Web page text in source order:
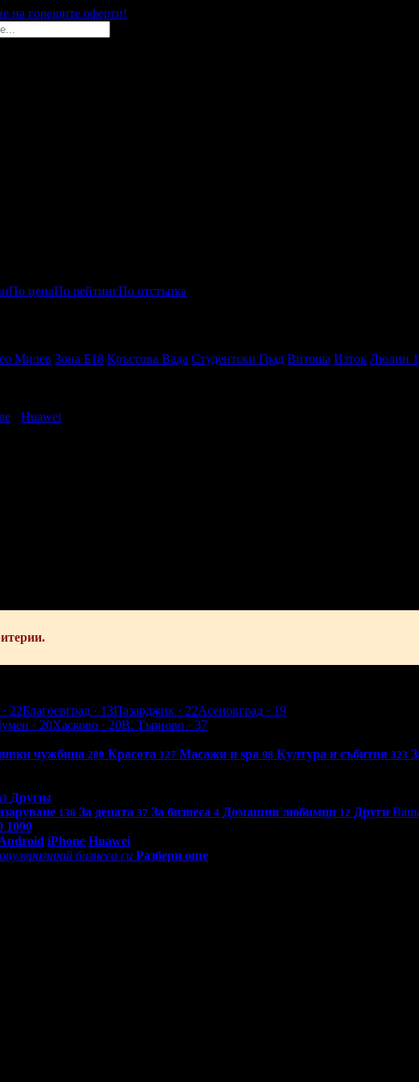
на горещите оферти!
По ценаПо рейтингПо отстъпка
Милев Зона Б18 Кръстова Вада Студентски Град Витоша Изток Люлин
Huawei
· 22Благоевград · 13Пазарджик · 22Асеновград · 19
· 20Хасково · 20В. Търново · 37
чужбина 280 Красота 127 Масажи и spa 98 Култура и събития 323
3 Други4
136 За децата 37 За бизнеса 4 Домашни любимци 12 Други
1090
iPhone Huawei
бизнеса си Разбери още